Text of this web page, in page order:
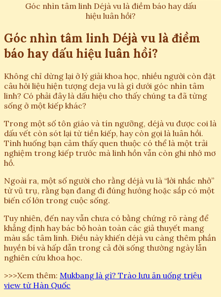
Góc nhìn tâm linh Déjà vu là điềm báo hay dấu
hiệu luân hồi?
Góc nhìn tâm linh Déjà vu là điềm
báo hay dấu hiệu luân hồi?
Không chỉ dừng lại ở lý giải khoa học, nhiều người còn đặt
câu hỏi liệu hiện tượng deja vu là gì dưới góc nhìn tâm
linh? Có phải đây là dấu hiệu cho thấy chúng ta đã từng
sống ở một kiếp khác?
Trong một số tôn giáo và tín ngưỡng, déjà vu được coi là
dấu vết còn sót lại từ tiền kiếp, hay còn gọi là luân hồi.
Tình huống bạn cảm thấy quen thuộc có thể là một trải
nghiệm trong kiếp trước mà linh hồn vẫn còn ghi nhớ mơ
hồ.
Ngoài ra, một số người cho rằng déjà vu là “lời nhắc nhở”
từ vũ trụ, rằng bạn đang đi đúng hướng hoặc sắp có một
biến cố lớn trong cuộc sống.
Tuy nhiên, đến nay vẫn chưa có bằng chứng rõ ràng để
khẳng định hay bác bỏ hoàn toàn các giả thuyết mang
màu sắc tâm linh. Điều này khiến déjà vu càng thêm phần
huyền bí và hấp dẫn trong cả đời sống thường ngày lẫn
nghiên cứu khoa học.
>>>Xem thêm: Mukbang là gì? Trào lưu ăn uống triệu
view từ Hàn Quốc